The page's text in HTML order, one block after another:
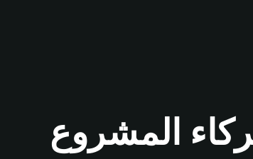
المشروع